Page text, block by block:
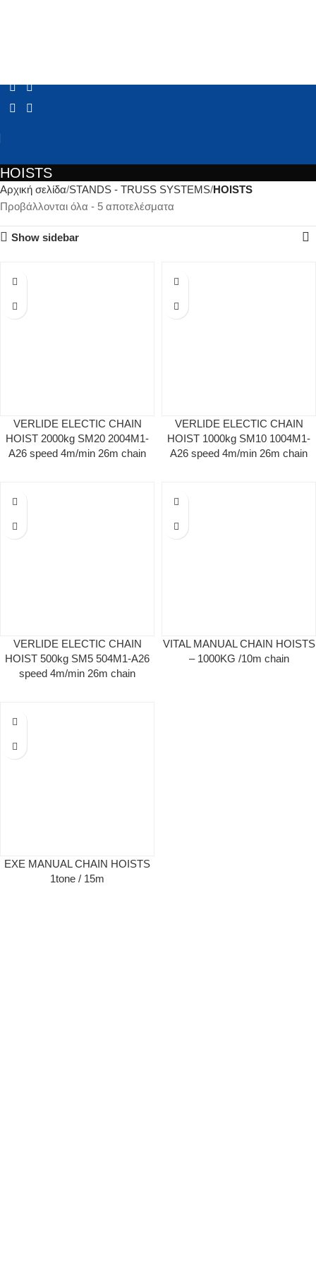
HOISTS
Αρχική σελίδα STANDS - TRUSS SYSTEMS HOISTS
Προβάλλονται όλα - 5 αποτελέσματα
Show sidebar
VERLIDE ELECTIC CHAIN
HOIST 2000kg SM20 2004M1-
A26 speed 4m/min 26m chain
VERLIDE ELECTIC CHAIN
HOIST 1000kg SM10 1004M1-
A26 speed 4m/min 26m chain
VERLIDE ELECTIC CHAIN
HOIST 500kg SM5 504M1-A26
speed 4m/min 26m chain
VITAL MANUAL CHAIN HOISTS
– 1000KG /10m chain
EXE MANUAL CHAIN HOISTS
1tone / 15m